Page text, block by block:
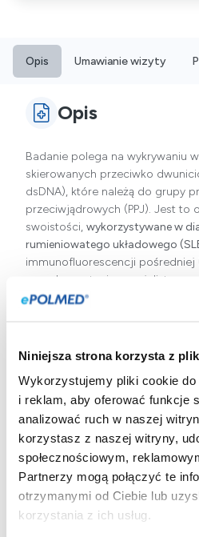
Niniejsza strona korzysta z
Wykorzystujemy pliki cookie
i reklam, aby oferować funkcje
analizować ruch w naszej
korzystasz z naszej witryny,
społecznościowym,
Partnerzy mogą połączyć te
otrzymanymi od Ciebie lub
korzystania z ich usług.
Opis Umawianie wizyty
Opis
Badanie polega na wykrywaniu
skierowanych przeciwko
dsDNA), które należą do grupy
przeciwjądrowych (PPJ). Jest to
swoistości, wykorzystywane w
rumieniowatego układowego
immunofluorescencji pośredniej
na wykorzystaniu
(pierwotniaka
Stwierdzenie obecności tych
zwłaszcza w wysokim mianie,
rozpoznaniem tocznia, a ich
aktywność choroby
toczniowego zapalenia nerek).
obniża prawdopodobieństwo
do analizy jest krew żylna, a